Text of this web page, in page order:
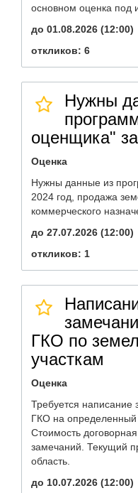
основном оценка под
до 01.08.2026 (12:00)
откликов: 6
Нужны
оценщика"
Оценка
Нужны данные из
2024 год, продажа
коммерческого
до 27.07.2026 (12:00)
откликов: 1
ГКО по
участкам
Оценка
Требуется написание
ГКО на определенный
Стоимость
замечаний. Текущий
область.
до 10.07.2026 (12:00)